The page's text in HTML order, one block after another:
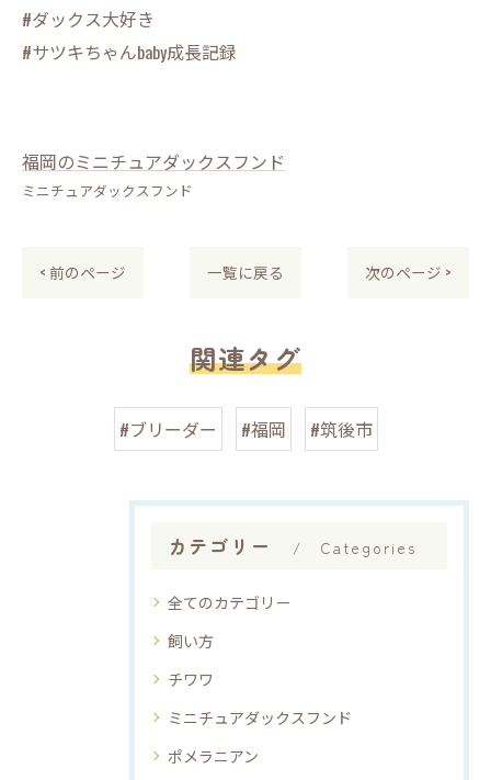
#ダックス大好き
#サツキちゃんbaby成長記録
福岡のミニチュアダックスフンド
ミニチュアダックスフンド
< 前のページ 一覧に戻る 次のページ >
関連タグ
#ブリーダー #福岡 #筑後市
カテゴリー Categories
全てのカテゴリー
飼い方
チワワ
ミニチュアダックスフンド
ポメラニアン